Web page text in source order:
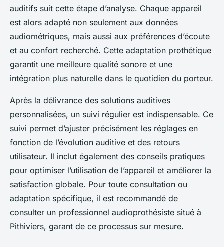
auditifs suit cette étape d’analyse. Chaque appareil
est alors adapté non seulement aux données
audiométriques, mais aussi aux préférences d’écoute
et au confort recherché. Cette adaptation prothétique
garantit une meilleure qualité sonore et une
intégration plus naturelle dans le quotidien du porteur.
Après la délivrance des solutions auditives
personnalisées, un suivi régulier est indispensable. Ce
suivi permet d’ajuster précisément les réglages en
fonction de l’évolution auditive et des retours
utilisateur. Il inclut également des conseils pratiques
pour optimiser l’utilisation de l’appareil et améliorer la
satisfaction globale. Pour toute consultation ou
adaptation spécifique, il est recommandé de
consulter un professionnel audioprothésiste situé à
Pithiviers, garant de ce processus sur mesure.